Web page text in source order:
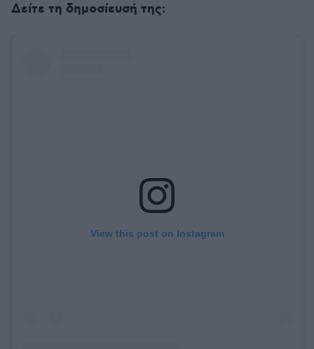
Δείτε τη δημοσίευσή της:
View this post on Instagram